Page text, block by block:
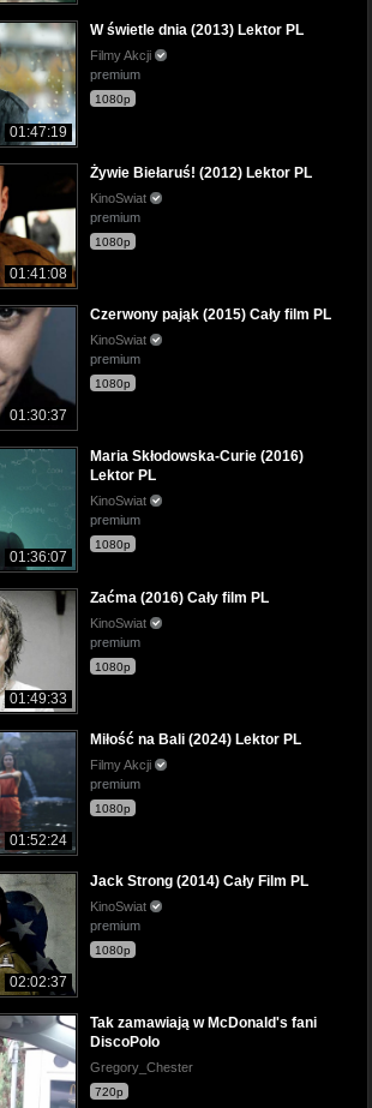
01:47:19
W świetle dnia (2013) Lektor PL
Filmy Akcji
premium
1080p
01:41:08
Żywie Biełaruś! (2012) Lektor PL
KinoSwiat
premium
1080p
01:30:37
Czerwony pająk (2015) Cały film PL
KinoSwiat
premium
1080p
01:36:07
Maria Skłodowska-Curie (2016)
Lektor PL
KinoSwiat
premium
1080p
01:49:33
Zaćma (2016) Cały film PL
KinoSwiat
premium
1080p
01:52:24
Miłość na Bali (2024) Lektor PL
Filmy Akcji
premium
1080p
02:02:37
Jack Strong (2014) Cały Film PL
KinoSwiat
premium
1080p
Tak zamawiają w McDonald's fani
DiscoPolo
Gregory_Chester
720p